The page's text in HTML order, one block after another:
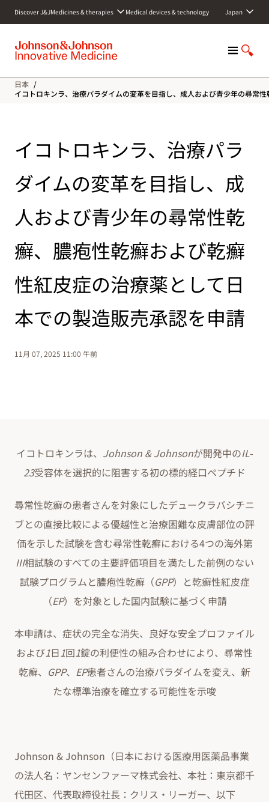
c
Discover J&JMedicines & therapies Medical devices & technology Japan
M
n
u
S
o
w
日本 /
イコトロキンラ、治療パラダイムの変革を目指し、成人および青少年の尋常
イコトロキンラ、治療パラ
ダイムの変革を目指し、成
人および青少年の尋常性乾
癬、膿疱性乾癬および乾癬
性紅皮症の治療薬として日
本での製造販売承認を申請
11月 07, 2025 11:00 午前
イコトロキンラは、 Johnson & Johnsonが開発中のIL-
23受容体を選択的に阻害する初の標的経口ペプチド
尋常性乾癬の患者さんを対象にしたデュークラバシチニ
ブとの直接比較による優越性と治療困難な皮膚部位の評
価を示した試験を含む尋常性乾癬における4つの海外第
III相試験のすべての主要評価項目を満たした前例のない
試験プログラムと膿疱性乾癬（GPP）と乾癬性紅皮症
（EP）を対象とした国内試験に基づく申請
本申請は、症状の完全な消失、良好な安全プロファイル
および1日1回1錠の利便性の組み合わせにより、尋常性
乾癬、 GPP、 EP患者さんの治療パラダイムを変え、新
たな標準治療を確立する可能性を示唆
Johnson & Johnson（日本における医療用医薬品事業
の法人名：ヤンセンファーマ株式会社、本社：東京都千
代田区、代表取締役社長：クリス・リーガー、以下